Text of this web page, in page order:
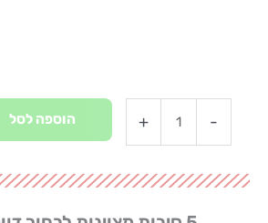
-
+ הוספה לסל